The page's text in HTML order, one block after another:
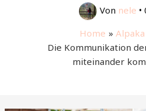
Von nele •
Home
Die Kommunikation
miteinander